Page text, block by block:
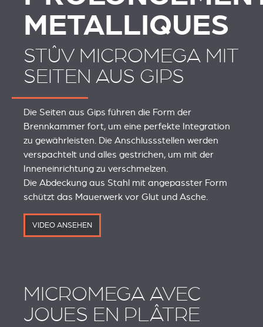
METALLIQUES
STÛV MICROMEGA MIT
SEITEN AUS GIPS
Die Seiten aus Gips führen die Form der
Brennkammer fort, um eine perfekte Integration
zu gewährleisten. Die Anschlussstellen werden
verspachtelt und alles gestrichen, um mit der
Inneneinrichtung zu verschmelzen.
Die Abdeckung aus Stahl mit angepasster Form
schützt das Mauerwerk vor Glut und Asche.
VIDEO ANSEHEN
MICROMEGA AVEC
JOUES EN PLÂTRE